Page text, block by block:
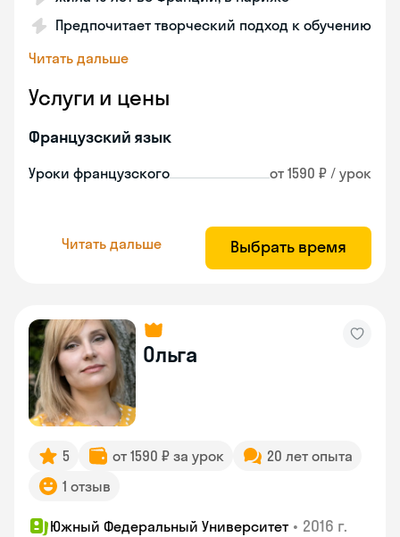
Предпочитает творческий подход к обучению
Читать дальше
Услуги и цены
Французский язык
Уроки французского от 1590 ₽ / урок
Читать дальше Выбрать время
Ольга
5 от 1590 ₽ за урок
20 лет опыта
1 отзыв
Южный Федеральный Университет • 2016 г.